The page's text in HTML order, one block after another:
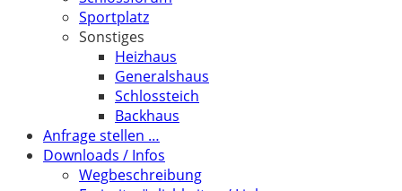
Sportplatz
Sonstiges
Heizhaus
Generalshaus
Schlossteich
Backhaus
Anfrage stellen …
Downloads / Infos
Wegbeschreibung